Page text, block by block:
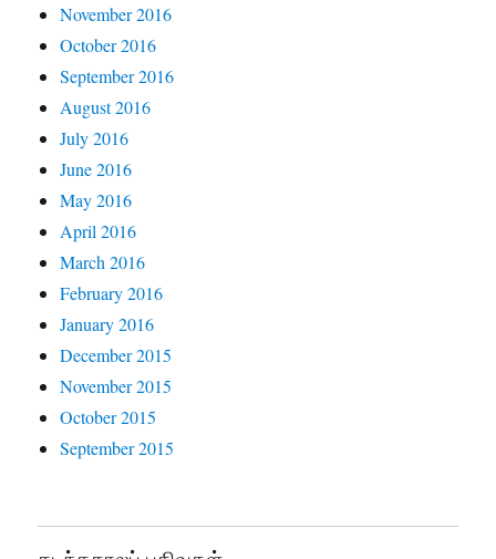
November 2016
October 2016
September 2016
August 2016
July 2016
June 2016
May 2016
April 2016
March 2016
February 2016
January 2016
December 2015
November 2015
October 2015
September 2015